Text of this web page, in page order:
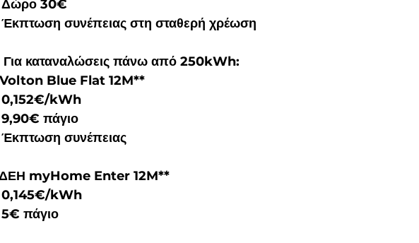
30€
συνέπειας στη σταθερή χρέωση
Για καταναλώσεις πάνω από 250kWh:
Blue Flat 12M**
kWh
πάγιο
συνέπειας
myHome Enter 12M**
kWh
πάγιο